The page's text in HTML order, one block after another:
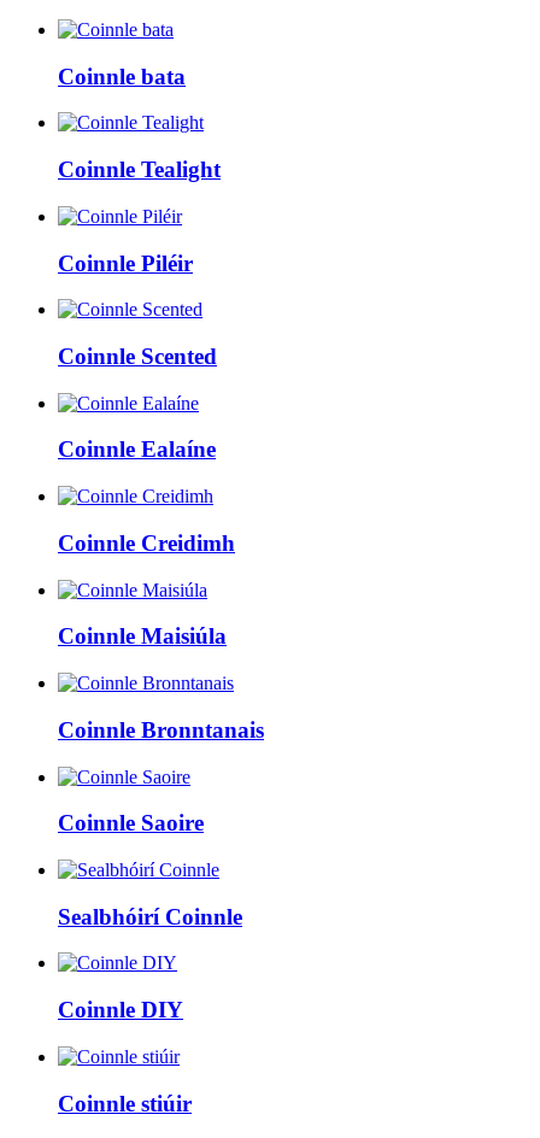
Coinnle bata
Coinnle Tealight
Coinnle Piléir
Coinnle Scented
Coinnle Ealaíne
Coinnle Creidimh
Coinnle Maisiúla
Coinnle Bronntanais
Coinnle Saoire
Sealbhóirí Coinnle
Coinnle DIY
Coinnle stiúir